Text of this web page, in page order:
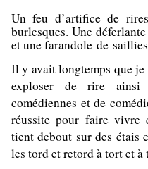
Un feu d’artifice de
burlesques. Une
et unefarandole de
Il y avait longtemps que je
exploser de rire
comédiennes et de
réussite pour faire vivre
tient debout sur des étais
les tord et retord à tort et à